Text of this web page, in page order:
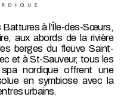
Battures à l’Île-des-Sœurs,
aux abords de la rivière
berges du fleuve Saint-
et à St-Sauveur, tous les
nordique offrent une
en symbiose avec la
urbains.